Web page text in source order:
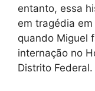
entanto, essa
em tragédia
quando Miguel
internação no
Distrito Federal.